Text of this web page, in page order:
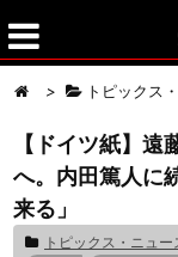
> トピックス
【ドイツ紙】
へ。内田篤人に
来る」
トピックス・ニュー